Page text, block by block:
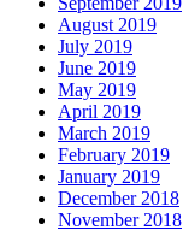
August 2019
July 2019
June 2019
May 2019
April 2019
March 2019
February 2019
January 2019
December 2018
November 2018